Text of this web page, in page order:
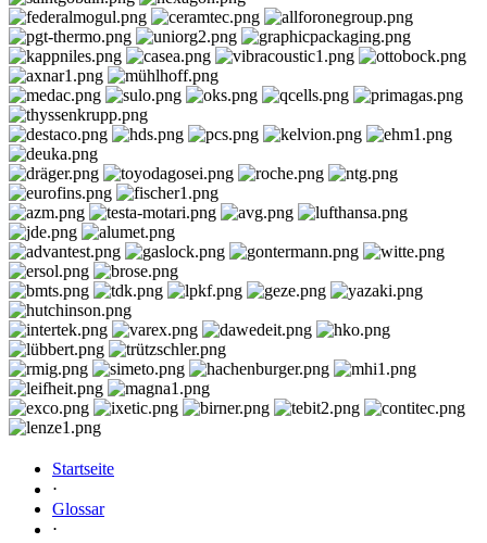
Startseite
⋅
Glossar
⋅